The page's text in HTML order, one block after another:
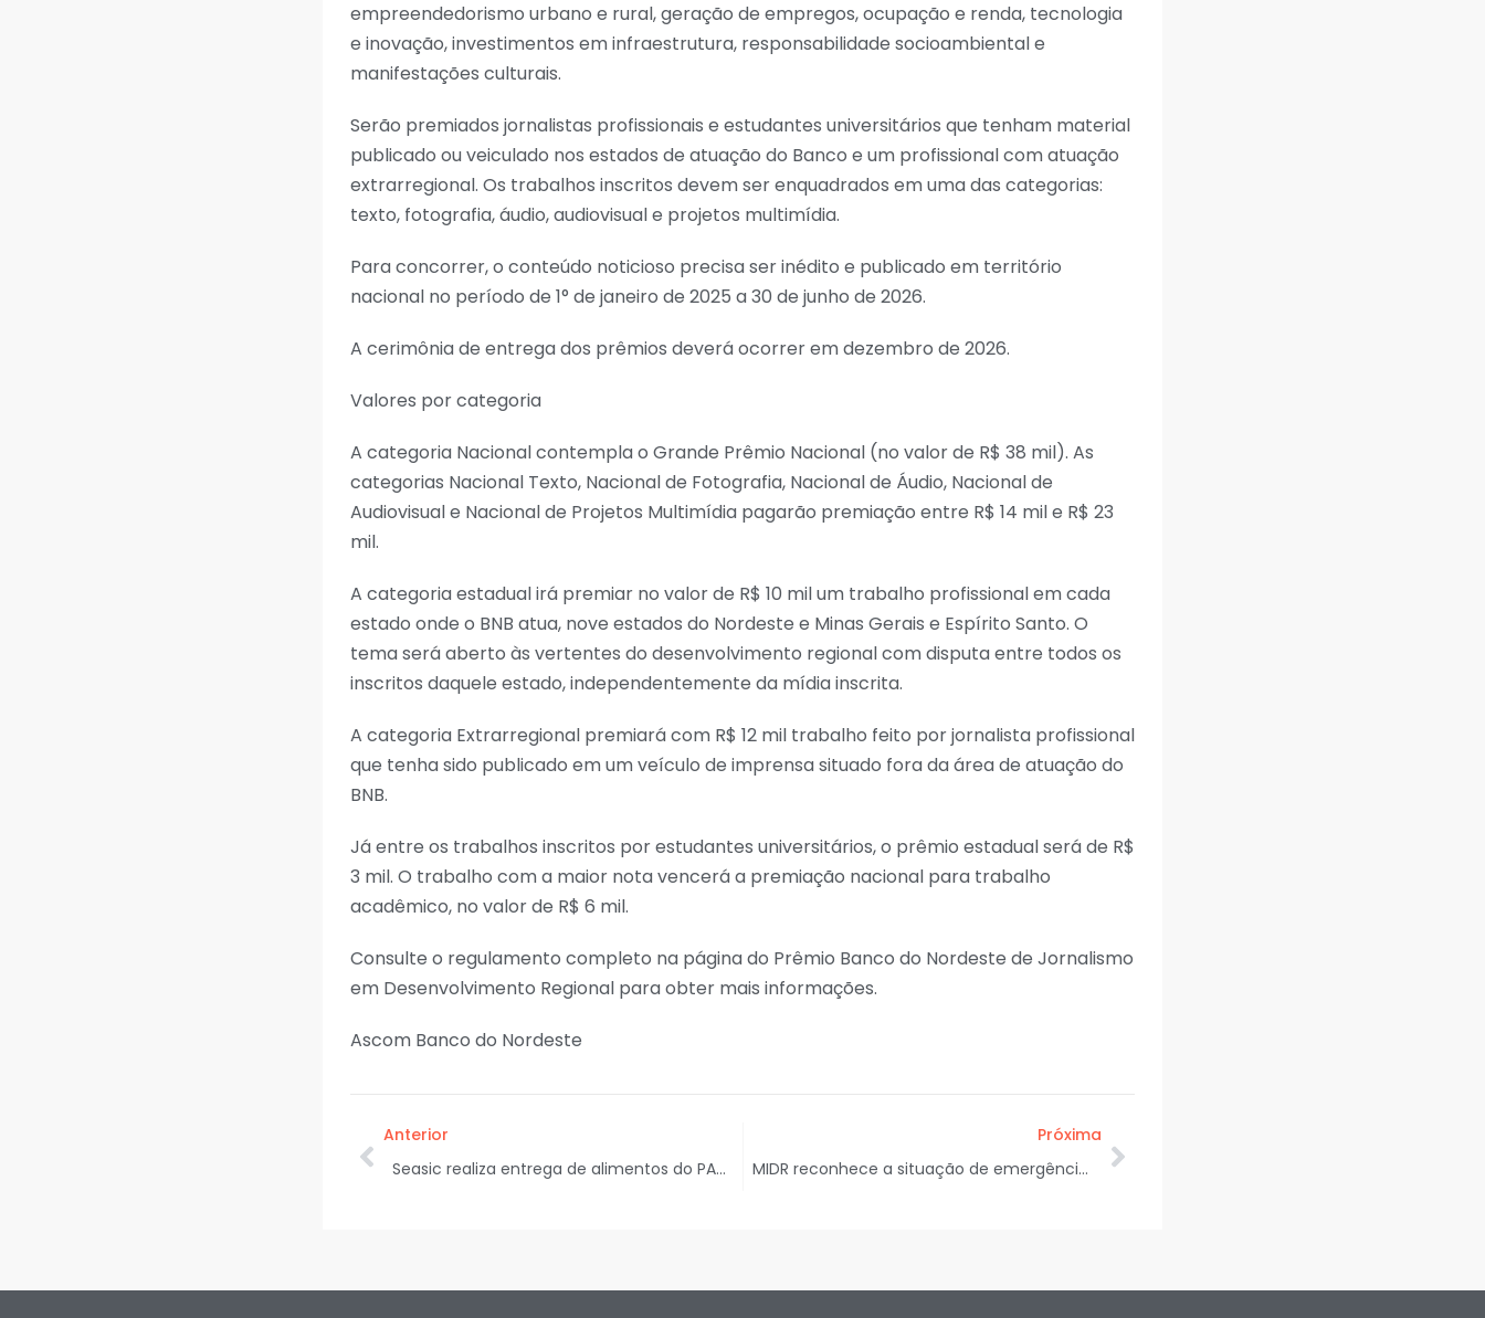
empreendedorismo urbano e rural, geração de empregos, ocupação e renda, tecnologia
e inovação, investimentos em infraestrutura, responsabilidade socioambiental e
manifestações culturais.
Serão premiados jornalistas profissionais e estudantes universitários que tenham material
publicado ou veiculado nos estados de atuação do Banco e um profissional com atuação
extrarregional. Os trabalhos inscritos devem ser enquadrados em uma das categorias:
texto, fotografia, áudio, audiovisual e projetos multimídia.
Para concorrer, o conteúdo noticioso precisa ser inédito e publicado em território
nacional no período de 1° de janeiro de 2025 a 30 de junho de 2026.
A cerimônia de entrega dos prêmios deverá ocorrer em dezembro de 2026.
Valores por categoria
A categoria Nacional contempla o Grande Prêmio Nacional (no valor de R$ 38 mil). As
categorias Nacional Texto, Nacional de Fotografia, Nacional de Áudio, Nacional de
Audiovisual e Nacional de Projetos Multimídia pagarão premiação entre R$ 14 mil e R$ 23
mil.
A categoria estadual irá premiar no valor de R$ 10 mil um trabalho profissional em cada
estado onde o BNB atua, nove estados do Nordeste e Minas Gerais e Espírito Santo. O
tema será aberto às vertentes do desenvolvimento regional com disputa entre todos os
inscritos daquele estado, independentemente da mídia inscrita.
A categoria Extrarregional premiará com R$ 12 mil trabalho feito por jornalista profissional
que tenha sido publicado em um veículo de imprensa situado fora da área de atuação do
BNB.
Já entre os trabalhos inscritos por estudantes universitários, o prêmio estadual será de R$
3 mil. O trabalho com a maior nota vencerá a premiação nacional para trabalho
acadêmico, no valor de R$ 6 mil.
Consulte o regulamento completo na página do Prêmio Banco do Nordeste de Jornalismo
em Desenvolvimento Regional para obter mais informações.
Ascom Banco do Nordeste
Anterior
Seasic realiza entrega de alimentos do PAA Estadual em Santo Amaro das Brotas
Próxima
MIDR reconhece a situação de emergência em 26 cidades afetadas por desastres, entre elas, Nossa Senhora Aparecida